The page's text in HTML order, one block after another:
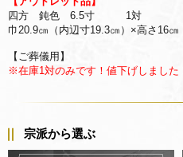
四方 鈍色 6.5寸 1対
巾20.9㎝（内辺寸19.3㎝）×高さ16㎝
【ご葬儀用】
※在庫1対のみです！値下げしました
宗派から選ぶ